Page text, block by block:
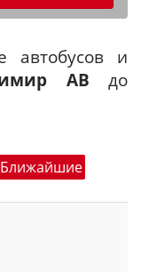
автобусов и
АВ до
Ближайшие